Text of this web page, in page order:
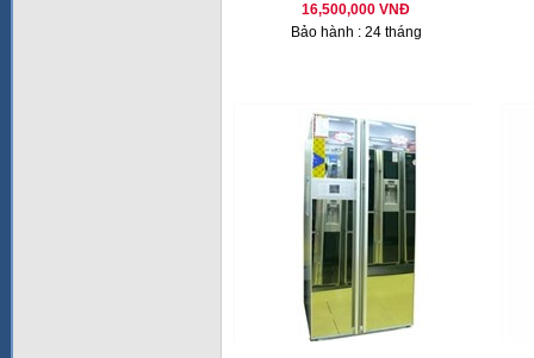
16,500,000 VNĐ
Bảo hành : 24 tháng